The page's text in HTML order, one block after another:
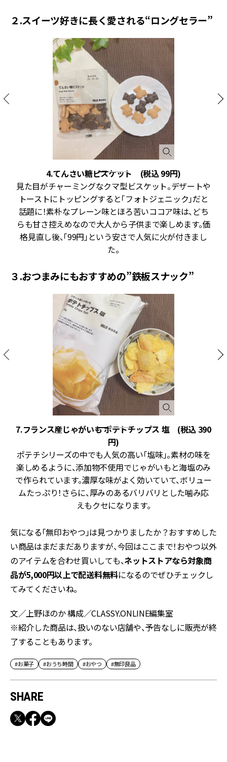
２.スイーツ好きに長く愛される“ロングセラー”
4.てんさい糖ビスケット (税込 99円)
見た目がチャーミングなクマ型ビスケット。デザートや
トーストにトッピングすると「フォトジェニック」だと
話題に！素朴なプレーン味とほろ苦いココア味は、どち
らも甘さ控えめなので大人から子供まで楽しめます。価
格見直し後、「99円」という安さで人気に火が付きまし
た。
３.おつまみにもおすすめの”鉄板スナック”
7.フランス産じゃがいも ポテトチップス 塩 (税込 390
円)
ポテチシリーズの中でも人気の高い「塩味」。素材の味を
楽しめるように、添加物不使用でじゃがいもと海塩のみ
で作られています。濃厚な味がよく効いていて、ボリュー
ムたっぷり！さらに、厚みのあるバリバリとした噛み応
えもクセになります。
気になる「無印おやつ」は見つかりましたか？おすすめした
い商品はまだまだありますが、今回はここまで！おやつ以外
のアイテムを合わせ買いしても、ネットストアなら対象商
品が5,000円以上で配送料無料になるのでぜひチェックし
てみてくださいね。
文／上野ほのか 構成／CLASSY.ONLINE編集室
※紹介した商品は、扱いのない店舗や、予告なしに販売が終
了することもあります。
#お菓子 #おうち時間 #おやつ #無印良品
SHARE